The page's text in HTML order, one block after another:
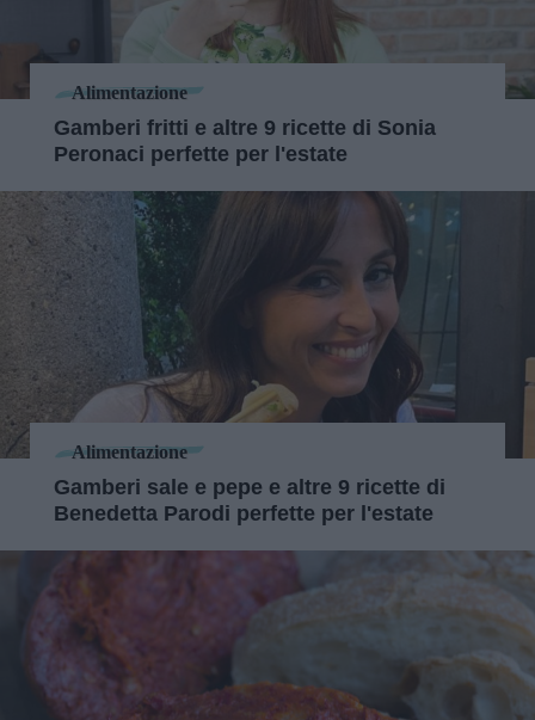
Alimentazione
Gamberi fritti e altre 9 ricette di Sonia
Peronaci perfette per l'estate
Alimentazione
Gamberi sale e pepe e altre 9 ricette di
Benedetta Parodi perfette per l'estate